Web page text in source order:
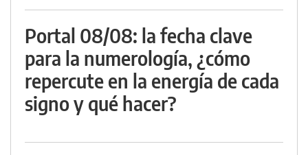
Portal 08/08: la fecha clave
para la numerología, ¿cómo
repercute en la energía de cada
signo y qué hacer?